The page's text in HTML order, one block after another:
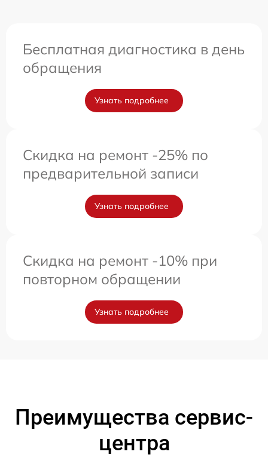
Бесплатная диагностика в день
обращения
Узнать подробнее
Скидка на ремонт -25% по
предварительной записи
Узнать подробнее
Скидка на ремонт -10% при
повторном обращении
Узнать подробнее
Преимущества сервис-
центра